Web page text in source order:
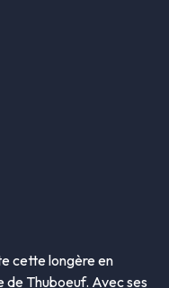
cette longère en
de Thuboeuf. Avec ses